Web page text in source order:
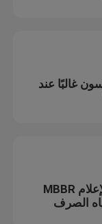
غالبًا عند
لماذا أصبحت وسائل الإعلام MBBR
الصرف